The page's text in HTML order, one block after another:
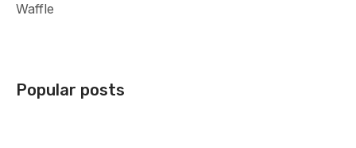
Waffle
Popular posts